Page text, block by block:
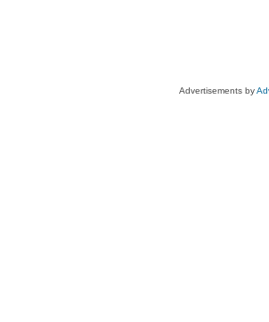
Advertisements by